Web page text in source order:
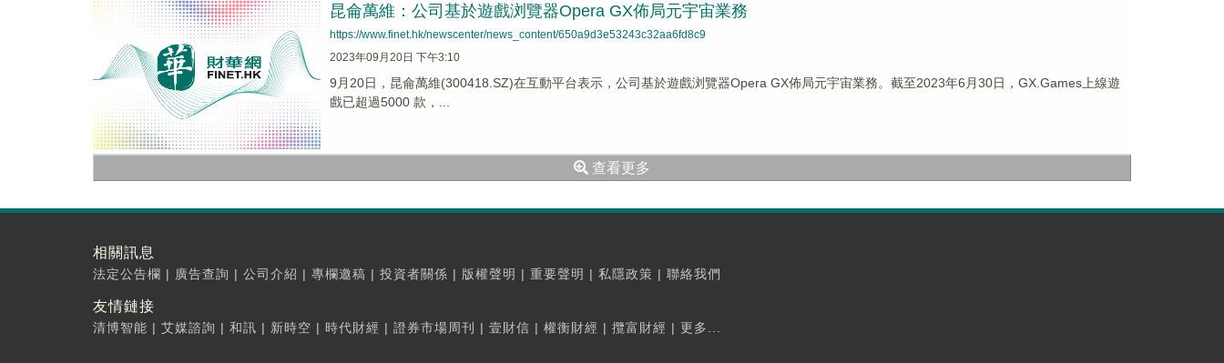
昆侖萬維：公司基於遊戲浏覽器Opera GX佈局元宇宙業務
https://www.finet.hk/newscenter/news_content/650a9d3e53243c32aa6fd8c9
2023年09月20日 下午3:10
9月20日，昆侖萬維(300418.SZ)在互動平台表示，公司基於遊戲浏覽器Opera GX佈局元宇宙業務。截至2023年6月30日，GX.Games上線遊
戲已超過5000 款，...
查看更多
相關訊息
法定公告欄 | 廣告查詢 | 公司介紹 | 專欄邀稿 | 投資者關係 | 版權聲明 | 重要聲明 | 私隱政策 | 聯絡我們
友情鏈接
清博智能 | 艾媒諮詢 | 和訊 | 新時空 | 時代財經 | 證券市場周刊 | 壹財信 | 權衡財經 | 攬富財經 | 更多...